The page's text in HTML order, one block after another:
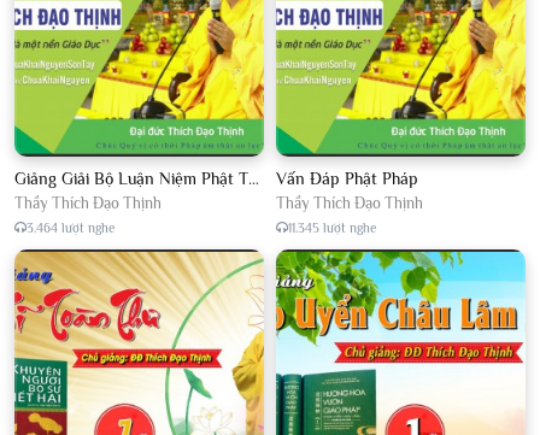
Giảng Giải Bộ Luận Niệm Phật Thập Yếu Năm 2018
Thầy Thích Đạo Thịnh
3.464 lượt nghe
Vấn Đáp Phật Pháp
Thầy Thích Đạo Thịnh
11.345 lượt nghe